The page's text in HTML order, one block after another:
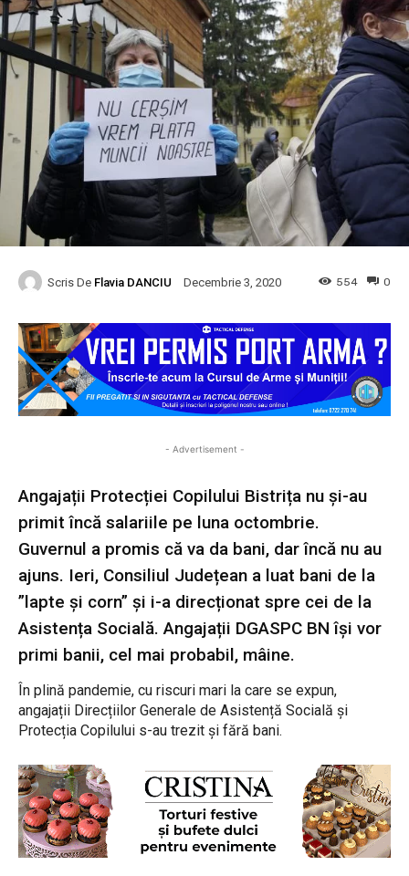
Scris De Flavia DANCIU Decembrie 3, 2020 0
554
- Advertisement -
Angajații Protecției Copilului Bistrița nu și-au
primit încă salariile pe luna octombrie.
Guvernul a promis că va da bani, dar încă nu au
ajuns. Ieri, Consiliul Județean a luat bani de la
”lapte și corn” și i-a direcționat spre cei de la
Asistența Socială. Angajații DGASPC BN își vor
primi banii, cel mai probabil, mâine.
În plină pandemie, cu riscuri mari la care se expun,
angajații Direcțiilor Generale de Asistență Socială și
Protecția Copilului s-au trezit și fără bani.